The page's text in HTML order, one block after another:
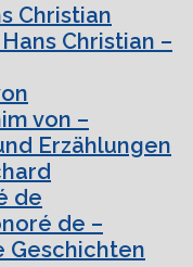
Christian
Christian –
von –
Erzählungen
de
de –
Geschichten